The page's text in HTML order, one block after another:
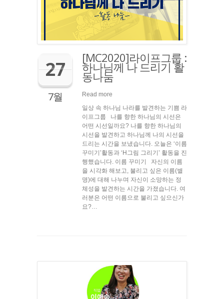
27
7월
[MC2020]라이프그룹 :
하나님께 나 드리기 활
동나눔
Read more
일상 속 하나님 나라를 발견하는 기쁨 라
이프그룹 나를 향한 하나님의 시선은
어떤 시선일까요? 나를 향한 하나님의
시선을 발견하고 하나님께 나의 시선을
드리는 시간을 보냈습니다. 오늘은 ‘이름
꾸미기’활동과 ‘H그림 그리기’ 활동을 진
행했습니다. 이름 꾸미기 자신의 이름
을 시각화 해보고, 불리고 싶은 이름(별
명)에 대해 나누며 자신이 소망하는 정
체성을 발견하는 시간을 가졌습니다. 여
러분은 어떤 이름으로 불리고 싶으신가
요?…